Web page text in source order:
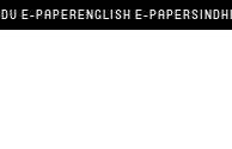
E-PAPERENGLISH E-PAPER